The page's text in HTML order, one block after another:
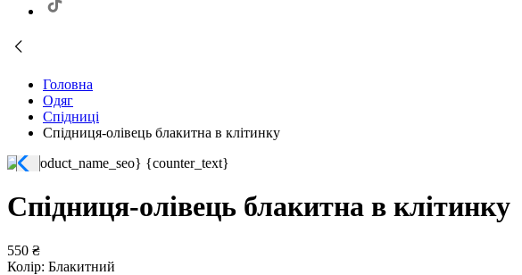
Головна
Одяг
Спідниці
Спідниця-олівець блакитна в клітинку
Спідниця-олівець блакитна в клітинку
550 ₴
Колір: Блакитний